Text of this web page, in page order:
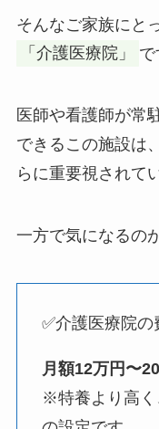
そんなご家族にと
「介護医療院」
で
医師や看護師が常
できるこの施設は
らに重要視されて
一方で気になるの
✅介護医療院の
月額12万円〜
※特養より高く